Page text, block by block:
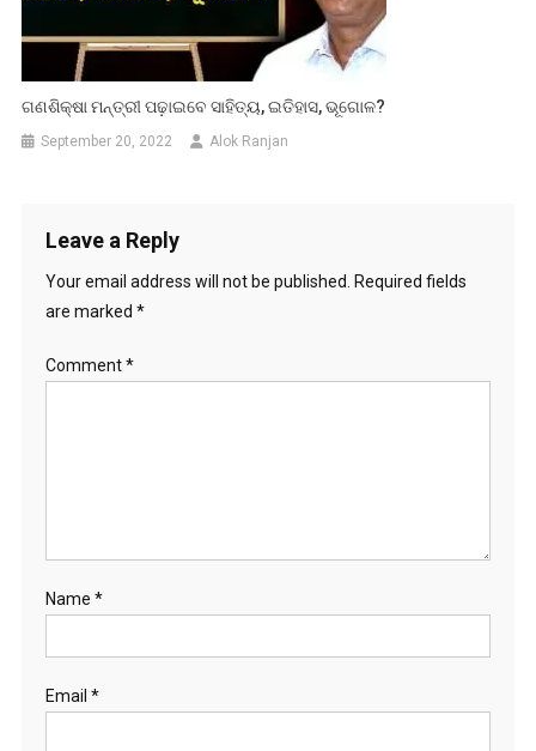
ଗଣଶିକ୍ଷା ମନ୍ତ୍ରୀ ପଢ଼ାଇବେ ସାହିତ୍ୟ, ଇତିହାସ, ଭୂଗୋଳ?
September 20, 2022 Alok Ranjan
Leave a Reply
Your email address will not be published.
Required fields
are marked *
Comment*
Name *
Email *